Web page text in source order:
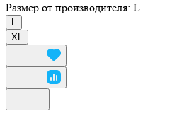
Размер от производителя: L
XL